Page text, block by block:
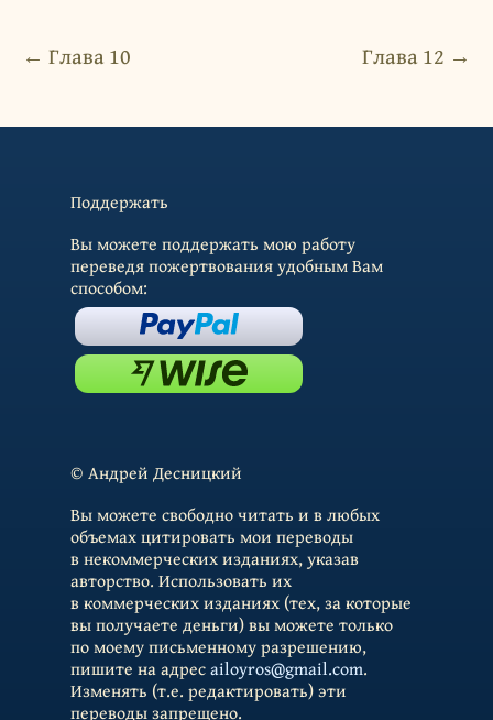
← Глава 10 Глава 12 →
Поддержать
Вы можете поддержать мою работу
переведя пожертвования удобным Вам
способом:
© Андрей Десницкий
Вы можете свободно читать и в любых
объемах цитировать мои переводы
в некоммерческих изданиях, указав
авторство. Использовать их
в коммерческих изданиях (тех, за которые
вы получаете деньги) вы можете только
по моему письменному разрешению,
пишите на адресailoyros@gmail.com.
Изменять (т.е. редактировать) эти
переводы запрещено.